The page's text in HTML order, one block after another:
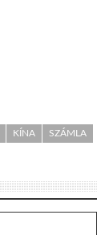
KÍNA
SZÁMLA